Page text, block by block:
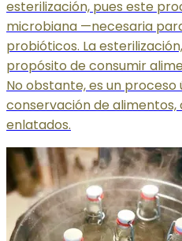
esterilización, pues este
microbiana —necesaria
probióticos. La
propósito de consumir
No obstante, es un
conservación de alimentos,
enlatados.